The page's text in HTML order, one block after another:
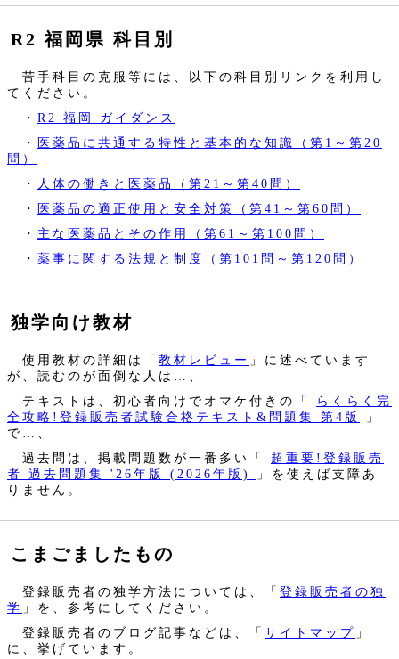
R2 福岡県 科目別
苦手科目の克服等には、以下の科目別リンクを利用し
てください。
・ R2 福岡 ガイダンス
・
医薬品に共通する特性と基本的な知識（第1～第20
問）
・
人体の働きと医薬品（第21～第40問）
・
医薬品の適正使用と安全対策（第41～第60問）
・ 主な医薬品とその作用（第61～第100問）
・ 薬事に関する法規と制度（第101問～第120問）
独学向け教材
使用教材の詳細は「 教材レビュー 」に述べています
が、読むのが面倒な人は…、
テキストは、初心者向けでオマケ付きの「
らくらく完
全攻略!登録販売者試験合格テキスト&問題集 第4版
」
で…、
過去問は、掲載問題数が一番多い「
超重要!登録販売
者 過去問題集 '26年版 (2026年版)
」を使えば支障あ
りません。
こまごましたもの
登録販売者の独学方法については、「 登録販売者の独
学 」を、参考にしてください。
登録販売者のブログ記事などは、「 サイトマップ 」
に、挙げています。